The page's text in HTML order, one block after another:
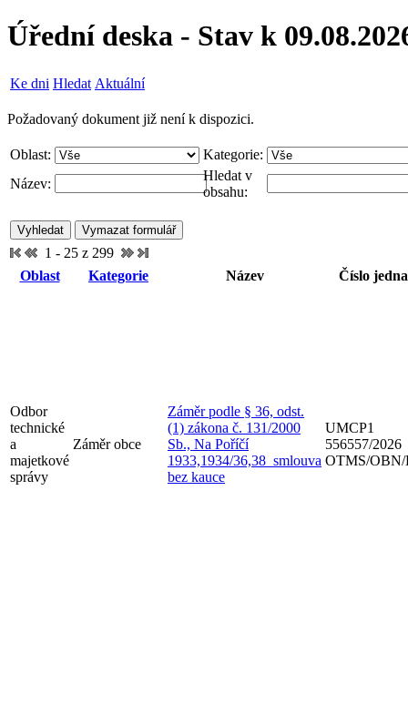
Úřední deska - Stav k
Ke dni Hledat Aktuální
Požadovaný dokument již není k dispozici.
Oblast:
Kategorie:
Název:
Hledat v
obsahu:
1 - 25 z 299
Oblast
Kategorie Název Číslo
Odbor
technické
a
majetkové
správy
Záměr obce
Záměr podle § 36, odst.
(1) zákona č. 131/2000
Sb., Na Poříčí
1933,1934/36,38_smlouva
bez kauce
UMCP1
556557/2026
OTMS/